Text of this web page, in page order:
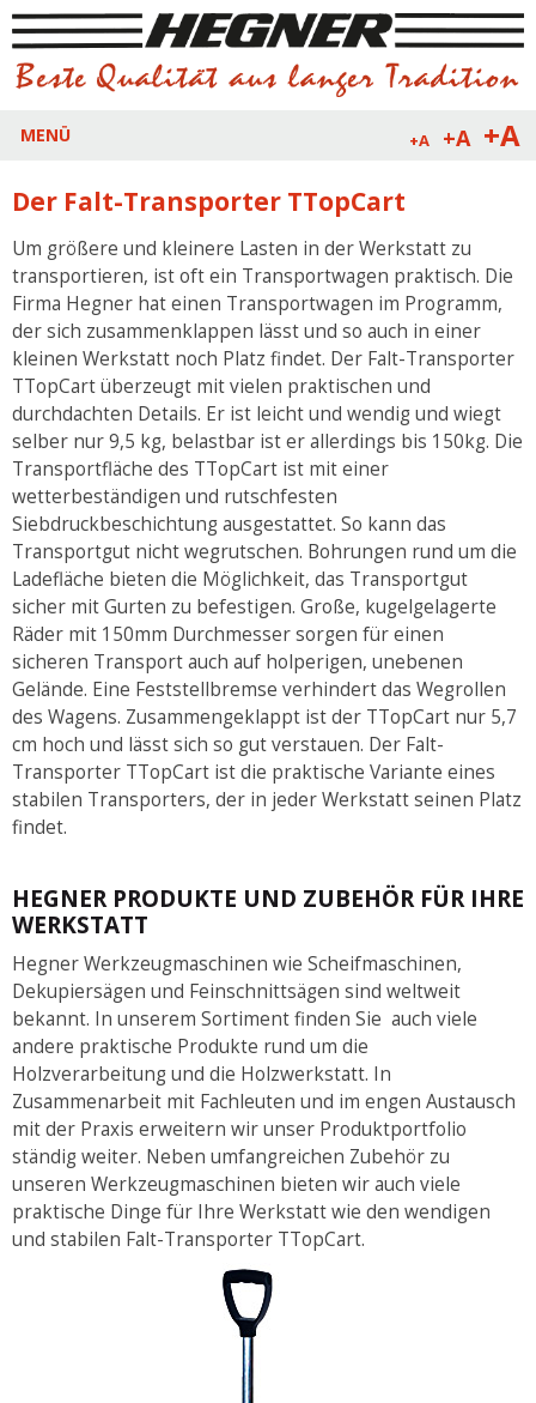
+A +A +A
MENÜ
Der Falt-Transporter TTopCart
Um größere und kleinere Lasten in der Werkstatt zu
transportieren, ist oft ein Transportwagen praktisch. Die
Firma Hegner hat einen Transportwagen im Programm,
der sich zusammenklappen lässt und so auch in einer
kleinen Werkstatt noch Platz findet. Der Falt-Transporter
TTopCart überzeugt mit vielen praktischen und
durchdachten Details. Er ist leicht und wendig und wiegt
selber nur 9,5 kg, belastbar ist er allerdings bis 150kg. Die
Transportfläche des TTopCart ist mit einer
wetterbeständigen und rutschfesten
Siebdruckbeschichtung ausgestattet. So kann das
Transportgut nicht wegrutschen. Bohrungen rund um die
Ladefläche bieten die Möglichkeit, das Transportgut
sicher mit Gurten zu befestigen. Große, kugelgelagerte
Räder mit 150mm Durchmesser sorgen für einen
sicheren Transport auch auf holperigen, unebenen
Gelände. Eine Feststellbremse verhindert das Wegrollen
des Wagens. Zusammengeklappt ist der TTopCart nur 5,7
cm hoch und lässt sich so gut verstauen. Der Falt-
Transporter TTopCart ist die praktische Variante eines
stabilen Transporters, der in jeder Werkstatt seinen Platz
findet.
HEGNER PRODUKTE UND ZUBEHÖR FÜR IHRE
WERKSTATT
Hegner Werkzeugmaschinen wie Scheifmaschinen,
Dekupiersägen und Feinschnittsägen sind weltweit
bekannt. In unserem Sortiment finden Sie auch viele
andere praktische Produkte rund um die
Holzverarbeitung und die Holzwerkstatt. In
Zusammenarbeit mit Fachleuten und im engen Austausch
mit der Praxis erweitern wir unser Produktportfolio
ständig weiter. Neben umfangreichen Zubehör zu
unseren Werkzeugmaschinen bieten wir auch viele
praktische Dinge für Ihre Werkstatt wie den wendigen
und stabilen Falt-Transporter TTopCart.